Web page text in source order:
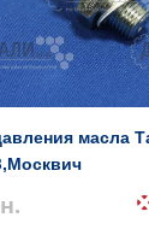
масла